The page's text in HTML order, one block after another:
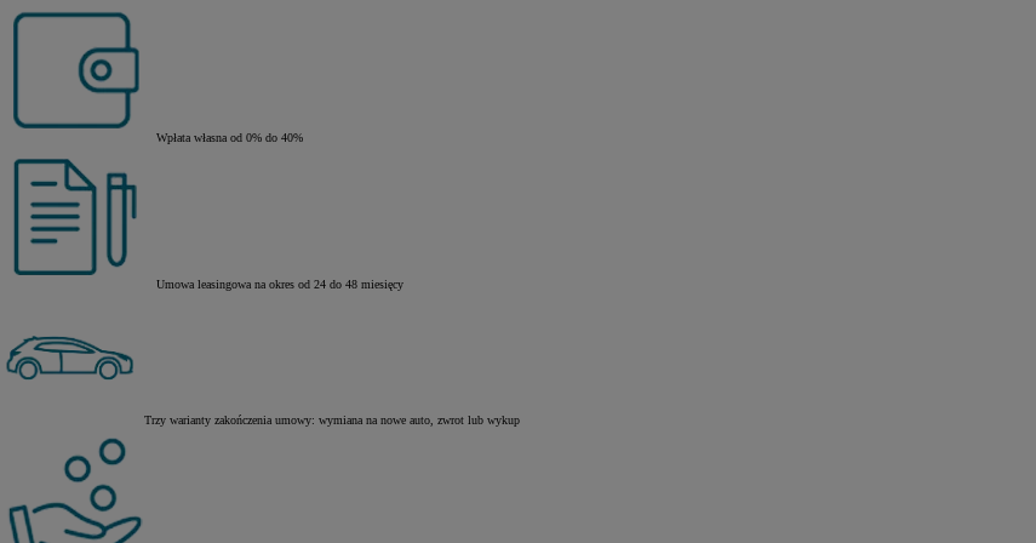
Wpłata własna od 0% do 40%
Umowa leasingowa na okres od 24 do 48 miesięcy
Trzy warianty zakończenia umowy: wymiana na nowe auto, zwrot lub wykup